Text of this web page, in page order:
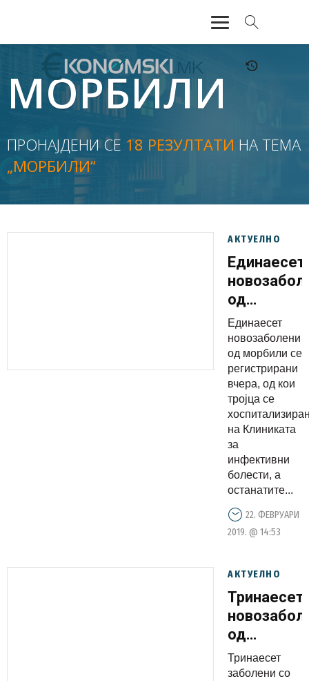
АКТУЕЛНО
ЕКОНОМИЈА
ФИНАНСИИ
БАНКАРСТВО
ЖИВОТ
МОРБИЛИ
ПРОНАЈДЕНИ СЕ 18 РЕЗУЛТАТИ НА ТЕМА
„МОРБИЛИ“
АКТУЕЛНО
Единаесет
од
морбили,
тројца
Единаесет
новозаболени
од морбили се
регистрирани
вчера, од кои
тројца се
на Клиниката
за
инфективни
болести, а
останатите...
22. ФЕВРУАРИ
2019. @ 14:53
АКТУЕЛНО
Тринаесет
од
морбили,
дете и
Тринаесет
заболени со